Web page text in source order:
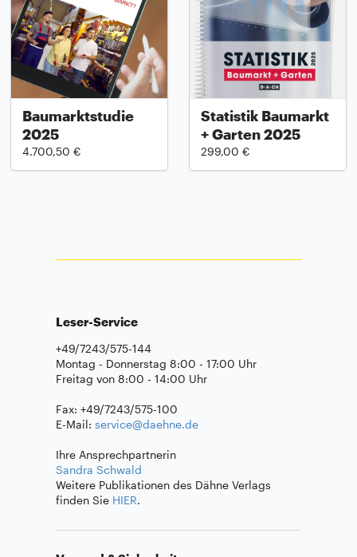
Baumarktstudie
2025
4.700,50 €
Statistik Baumarkt
+ Garten 2025
299,00 €
Leser-Service
+49/7243/575-144
Montag - Donnerstag 8:00 - 17:00 Uhr
Freitag von 8:00 - 14:00 Uhr
Fax: +49/7243/575-100
E-Mail: service@daehne.de
Ihre Ansprechpartnerin
Sandra Schwald
Weitere Publikationen des Dähne Verlags
finden Sie HIER.